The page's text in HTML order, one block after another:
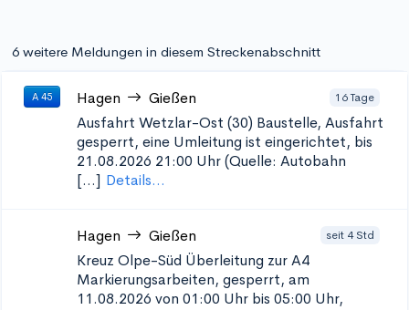
6 weitere Meldungen in diesem Streckenabschnitt
A 45 Hagen Gießen 16 Tage
Ausfahrt Wetzlar-Ost (30) Baustelle, Ausfahrt
gesperrt, eine Umleitung ist eingerichtet, bis
21.08.2026 21:00 Uhr (Quelle: Autobahn
[...] Details...
Hagen Gießen seit 4 Std
Kreuz Olpe-Süd Überleitung zur A4
Markierungsarbeiten, gesperrt, am
11.08.2026 von 01:00 Uhr bis 05:00 Uhr,